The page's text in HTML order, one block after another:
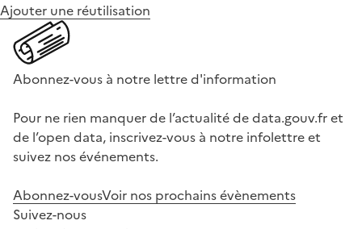
Ajouter une réutilisation
Abonnez-vous à notre lettre d'information
Pour ne rien manquer de l’actualité de data.gouv.fr et
de l’open data, inscrivez-vous à notre infolettre et
suivez nos événements.
Abonnez-vousVoir nos prochains évènements
Suivez-nous